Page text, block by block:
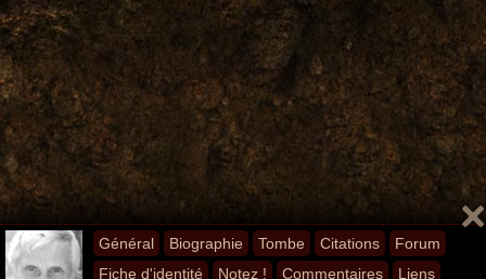
Général Biographie Tombe Citations
Forum
Fiche d'identité
Notez ! Commentaires Liens